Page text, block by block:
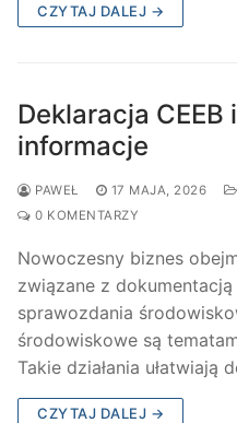
CZYTAJ DALEJ →
Deklaracja
informacje
PAWEŁ 17 MAJA, 2026
0 KOMENTARZY
Nowoczesny biznes
związane z
sprawozdania
środowiskowe są
Takie działania ułatwiają
CZYTAJ DALEJ →